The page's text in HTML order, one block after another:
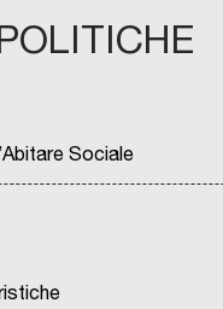
Sociale